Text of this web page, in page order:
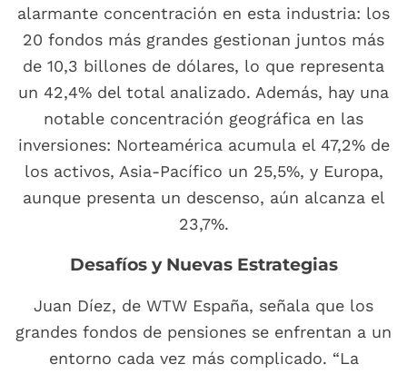
alarmante concentración en esta industria: los
20 fondos más grandes gestionan juntos más
de 10,3 billones de dólares, lo que representa
un 42,4% del total analizado. Además, hay una
notable concentración geográfica en las
inversiones: Norteamérica acumula el 47,2% de
los activos, Asia-Pacífico un 25,5%, y Europa,
aunque presenta un descenso, aún alcanza el
23,7%.
Desafíos y Nuevas Estrategias
Juan Díez, de WTW España, señala que los
grandes fondos de pensiones se enfrentan a un
entorno cada vez más complicado. “La